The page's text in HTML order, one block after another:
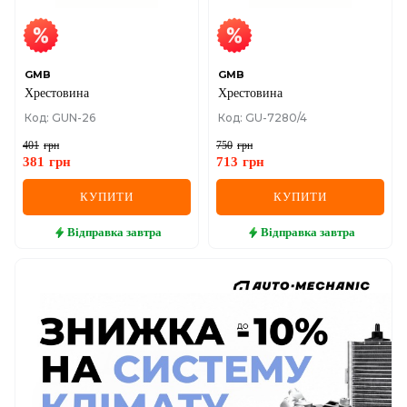
GMB
Хрестовина
Код: GUN-26
401 грн
381 грн
КУПИТИ
Відправка завтра
GMB
Хрестовина
Код: GU-7280/4
750 грн
713 грн
КУПИТИ
Відправка завтра